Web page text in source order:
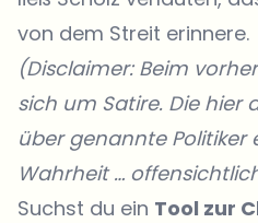
von dem Streit erinnere.
(Disclaimer: Beim
sich um Satire. Die hier
über genannte
Wahrheit …
Suchst du ein Tool zur